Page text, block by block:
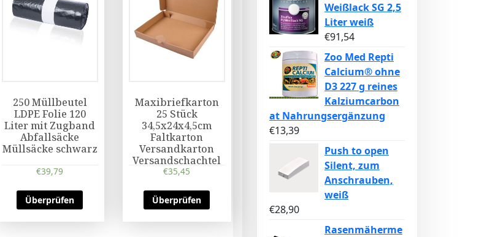
250 Müllbeutel
LDPE Folie 120
Liter mit Zugband
Abfallsäcke
Müllsäcke schwarz
€39,79
Überprüfen
Maxibriefkarton
25 Stück
34,5x24x4,5cm
Faltkarton
Versandkarton
Versandschachtel
€35,45
Überprüfen
Weißlack SG 2,5
Liter weiß
€91,54
Zoo Med Repti
Calcium® ohne
D3 227 g reines
Kalziumcarbon
at Nahrungsergänzung
€13,39
Push to open
Silent, zum
Anschrauben,
weiß
€28,90
Rasenmäherme